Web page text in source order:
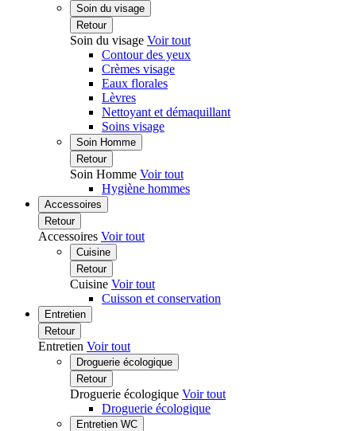
Soin du visage
Retour
Soin du visage Voir tout
Contour des yeux
Crèmes visage
Eaux florales
Lèvres
Nettoyant et démaquillant
Soins visage
Soin Homme
Retour
Soin Homme Voir tout
Hygiène hommes
Accessoires
Retour
Accessoires Voir tout
Cuisine
Retour
Cuisine Voir tout
Cuisson et conservation
Entretien
Retour
Entretien Voir tout
Droguerie écologique
Retour
Droguerie écologique Voir tout
Droguerie écologique
Entretien WC